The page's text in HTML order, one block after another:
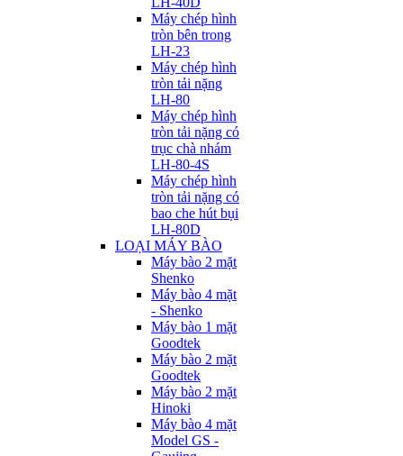
Máy chép hình
tròn bên trong
LH-23
Máy chép hình
tròn tải nặng
LH-80
Máy chép hình
tròn tải nặng có
trục chà nhám
LH-80-4S
Máy chép hình
tròn tải nặng có
bao che hút bụi
LH-80D
LOẠI MÁY BÀO
Máy bào 2 mặt
Shenko
Máy bào 4 mặt
- Shenko
Máy bào 1 mặt
Goodtek
Máy bào 2 mặt
Goodtek
Máy bào 2 mặt
Hinoki
Máy bào 4 mặt
Model GS -